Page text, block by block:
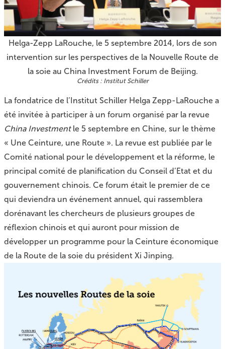
Helga-Zepp LaRouche, le 5 septembre 2014, lors de son
intervention sur les perspectives de la Nouvelle Route de
la soie au China Investment Forum de Beijing.
Institut Schiller
La fondatrice de l’Institut Schiller Helga Zepp-LaRouche a
été invitée à participer à un forum organisé par la revue
China Investmentle 5 septembre en Chine, sur le thème
« Une Ceinture, une Route ». La revue est publiée par le
Comité national pour le développement et la réforme, le
principal comité de planification du Conseil d’Etat et du
gouvernement chinois. Ce forum était le premier de ce
qui deviendra un événement annuel, qui rassemblera
dorénavant les chercheurs de plusieurs groupes de
réflexion chinois et qui auront pour mission de
développer un programme pour la Ceinture économique
de la Route de la soie du président Xi Jinping.